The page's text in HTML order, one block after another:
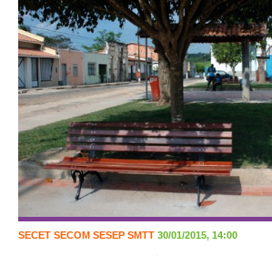
SECET SECOM SESEP SMTT 30/01/2015, 14:00